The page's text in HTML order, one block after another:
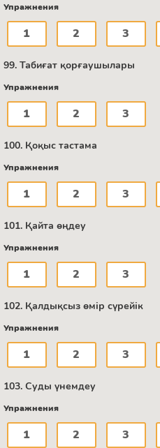
Упражнения
1 2 3
99. Табиғат қорғаушылары
Упражнения
1 2 3
100. Қоқыс тастама
Упражнения
1 2 3
101. Қайта өңдеу
Упражнения
1 2 3
102. Қалдықсыз өмір сүрейік
Упражнения
1 2 3
103. Суды үнемдеу
Упражнения
1 2 3